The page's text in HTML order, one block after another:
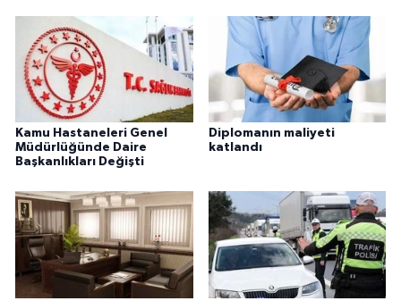
Kamu Hastaneleri Genel
Müdürlüğünde Daire
Başkanlıkları Değişti
Diplomanın maliyeti
katlandı